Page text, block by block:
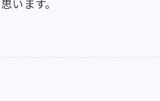
います。